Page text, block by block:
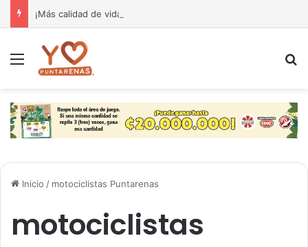
Menú
Inicio / motociclistas Puntarenas
motociclistas